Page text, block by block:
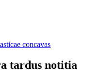
concavas
tardus notitia